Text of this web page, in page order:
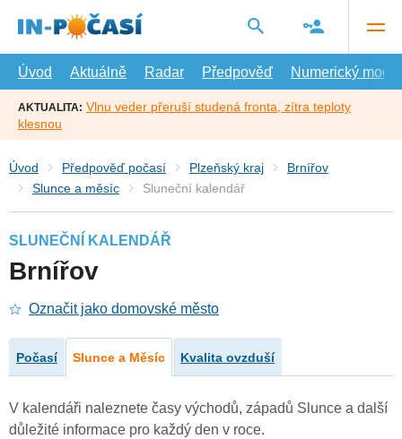
hlavní
Úvod
Aktuálně Radar Předpověď Numerický model
AKTUALITA: Vlnu veder přeruší studená fronta, zítra teploty
klesnou
Úvod Předpověď počasí Plzeňský kraj
Brnířov
Slunce a měsíc
Sluneční kalendář
SLUNEČNÍ KALENDÁŘ
Brnířov
Označit jako domovské město
Počasí Slunce a Měsíc Kvalita ovzduší
V kalendáři naleznete časy východů, západů Slunce a další
důležité informace pro každý den v roce.